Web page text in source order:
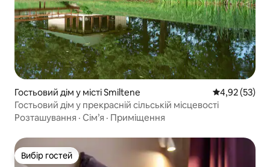
Гостьовий дім у місті Smiltene Середня
4,92 (53)
Гостьовий дім у прекрасній сільській місцевості
Розташування · Сім’я · Приміщення
Вибір гостей
Вибір гостей